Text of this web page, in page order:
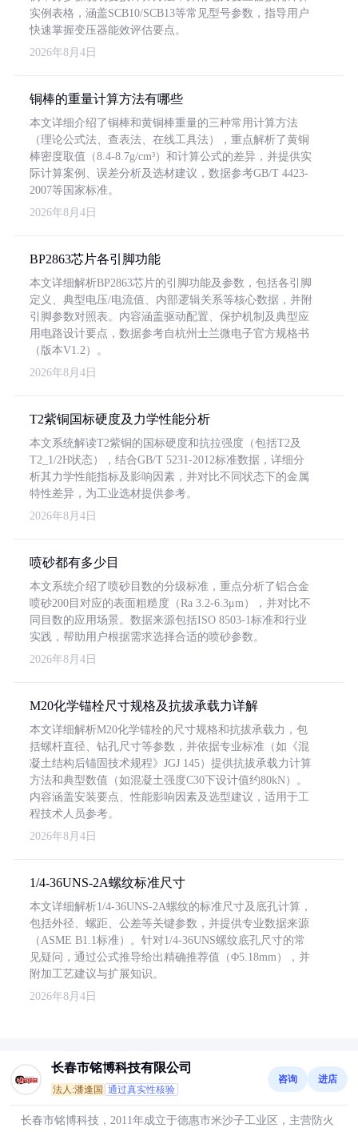
实例表格，涵盖SCB10/SCB13等常见型号参数，指导用户
快速掌握变压器能效评估要点。
2026年8月4日
铜棒的重量计算方法有哪些
本文详细介绍了铜棒和黄铜棒重量的三种常用计算方法
（理论公式法、查表法、在线工具法），重点解析了黄铜
棒密度取值（8.4-8.7g/cm³）和计算公式的差异，并提供实
际计算案例、误差分析及选材建议，数据参考GB/T 4423-
2007等国家标准。
2026年8月4日
BP2863芯片各引脚功能
本文详细解析BP2863芯片的引脚功能及参数，包括各引脚
定义、典型电压/电流值、内部逻辑关系等核心数据，并附
引脚参数对照表。内容涵盖驱动配置、保护机制及典型应
用电路设计要点，数据参考自杭州士兰微电子官方规格书
（版本V1.2）。
2026年8月4日
T2紫铜国标硬度及力学性能分析
本文系统解读T2紫铜的国标硬度和抗拉强度（包括T2及
T2_1/2H状态），结合GB/T 5231-2012标准数据，详细分
析其力学性能指标及影响因素，并对比不同状态下的金属
特性差异，为工业选材提供参考。
2026年8月4日
喷砂都有多少目
本文系统介绍了喷砂目数的分级标准，重点分析了铝合金
喷砂200目对应的表面粗糙度（Ra 3.2-6.3μm），并对比不
同目数的应用场景。数据来源包括ISO 8503-1标准和行业
实践，帮助用户根据需求选择合适的喷砂参数。
2026年8月4日
M20化学锚栓尺寸规格及抗拔承载力详解
本文详细解析M20化学锚栓的尺寸规格和抗拔承载力，包
括螺杆直径、钻孔尺寸等参数，并依据专业标准（如《混
凝土结构后锚固技术规程》JGJ 145）提供抗拔承载力计算
方法和典型数值（如混凝土强度C30下设计值约80kN）。
内容涵盖安装要点、性能影响因素及选型建议，适用于工
程技术人员参考。
2026年8月4日
1/4-36UNS-2A螺纹标准尺寸
本文详细解析1/4-36UNS-2A螺纹的标准尺寸及底孔计算，
包括外径、螺距、公差等关键参数，并提供专业数据来源
（ASME B1.1标准）。针对1/4-36UNS螺纹底孔尺寸的常
见疑问，通过公式推导给出精确推荐值（Φ5.18mm），并
附加工艺建议与扩展知识。
2026年8月4日
长春市铭博科技有限公司
法人:潘逢国 通过真实性核验
咨询 进店
长春市铭博科技，2011年成立于德惠市米沙子工业区，主营防火